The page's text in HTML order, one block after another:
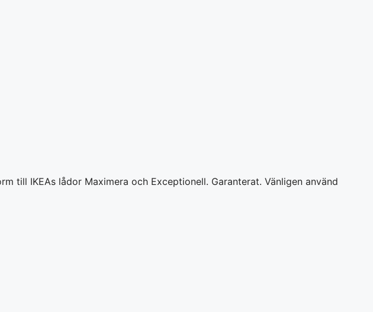
IKEAs lådor Maximera och Exceptionell. Garanterat. Vänligen använd